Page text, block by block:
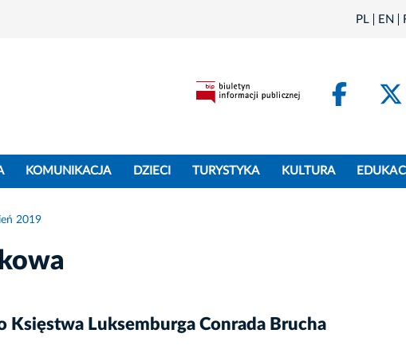
PL EN
KOMUNIKACJA DZIECI TURYSTYKA KULTURA
2019
Luksemburga Conrada Brucha